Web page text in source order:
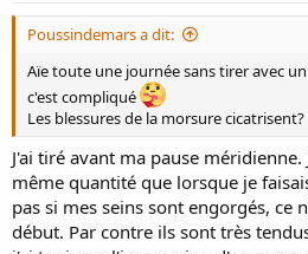
Poussindemars a dit:
Aïe toute une journée sans tirer avec
c'est compliqué
Les blessures de la morsure cicatrisent?
J'ai tiré avant ma pause
même quantité que lorsque je
pas si mes seins sont engorgés, ce
début. Par contre ils sont très